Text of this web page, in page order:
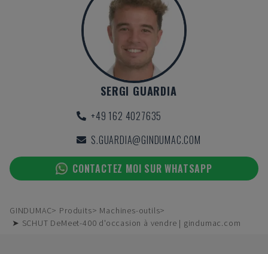
SERGI GUARDIA
+49 162 4027635
S.GUARDIA@GINDUMAC.COM
CONTACTEZ MOI SUR WHATSAPP
GINDUMAC Produits
Machines-outils
➤ SCHUT DeMeet-400 d'occasion à vendre | gindumac.com